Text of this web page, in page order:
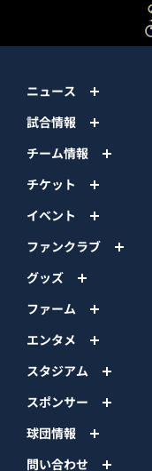
ニュース
試合情報
チーム情報
チケット
イベント
ファンクラブ
グッズ
ファーム
エンタメ
スタジアム
スポンサー
球団情報
問い合わせ